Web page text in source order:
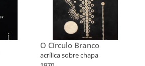
O Círculo Branco
acrílica sobre chapa